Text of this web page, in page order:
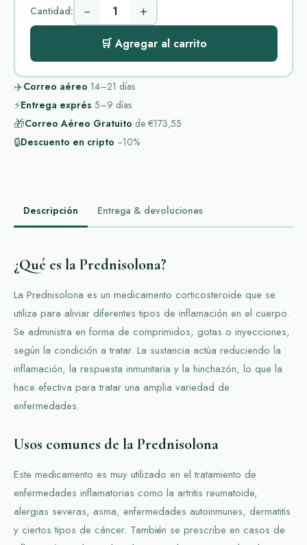
Cantidad: − +
🛒 Agregar al carrito
✈️Correo aéreo 14–21 días
⚡Entrega exprés 5–9 días
🎁Correo Aéreo Gratuito de €173,55
🔒Descuento en cripto −10%
Descripción Entrega & devoluciones
¿Qué es la Prednisolona?
La Prednisolona es un medicamento corticosteroide que se
utiliza para aliviar diferentes tipos de inflamación en el cuerpo.
Se administra en forma de comprimidos, gotas o inyecciones,
según la condición a tratar. La sustancia actúa reduciendo la
inflamación, la respuesta inmunitaria y la hinchazón, lo que la
hace efectiva para tratar una amplia variedad de
enfermedades.
Usos comunes de la Prednisolona
Este medicamento es muy utilizado en el tratamiento de
enfermedades inflamatorias como la artritis reumatoide,
alergias severas, asma, enfermedades autoinmunes, dermatitis
y ciertos tipos de cáncer. También se prescribe en casos de